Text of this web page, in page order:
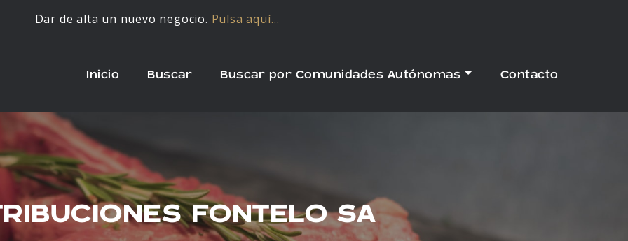
Dar de alta un nuevo negocio. Pulsa aquí…
Inicio Buscar Buscar por Comunidades Autónomas Contacto
FONTELO SA